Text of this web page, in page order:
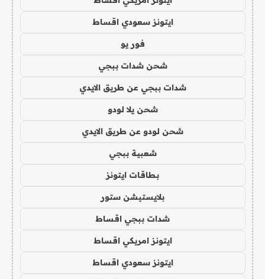
ايتونز سعودي اقساط
فور يو
شحن شدات ببجي
شدات ببجي عن طريق الايدي
شحن يلا لودو
شحن لودو عن طريق الايدي
شعبية ببجي
بطاقات ايتونز
بلايستيشن ستور
شدات ببجي اقساط
ايتونز امريكي اقساط
ايتونز سعودي اقساط